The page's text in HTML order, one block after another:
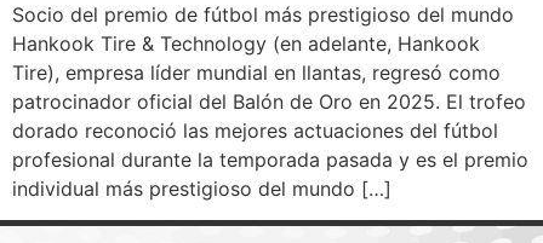
Socio del premio de fútbol más prestigioso del mundo
Hankook Tire & Technology (en adelante, Hankook
Tire), empresa líder mundial en llantas, regresó como
patrocinador oficial del Balón de Oro en 2025. El trofeo
dorado reconoció las mejores actuaciones del fútbol
profesional durante la temporada pasada y es el premio
individual más prestigioso del mundo […]